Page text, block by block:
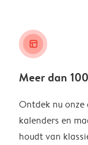
layout_alt
Meer dan
Ontdek nu
kalenders en
houdt van